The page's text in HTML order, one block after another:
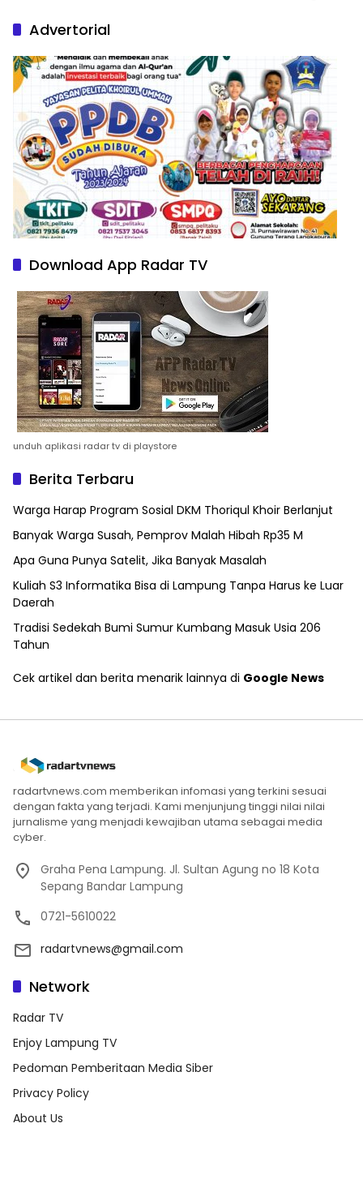
Advertorial
Download App Radar TV
unduh aplikasi radar tv di playstore
Berita Terbaru
Warga Harap Program Sosial DKM Thoriqul Khoir Berlanjut
Banyak Warga Susah, Pemprov Malah Hibah Rp35 M
Apa Guna Punya Satelit, Jika Banyak Masalah
Kuliah S3 Informatika Bisa di Lampung Tanpa Harus ke Luar
Daerah
Tradisi Sedekah Bumi Sumur Kumbang Masuk Usia 206
Tahun
Cek artikel dan berita menarik lainnya di Google News
radartvnews.com memberikan infomasi yang terkini sesuai
dengan fakta yang terjadi. Kami menjunjung tinggi nilai nilai
jurnalisme yang menjadi kewajiban utama sebagai media
cyber.
Graha Pena Lampung. Jl. Sultan Agung no 18 Kota
Sepang Bandar Lampung
0721-5610022
radartvnews@gmail.com
Network
Radar TV
Enjoy Lampung TV
Pedoman Pemberitaan Media Siber
Privacy Policy
About Us